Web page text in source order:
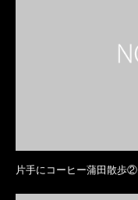
片手にコーヒー蒲田散歩②